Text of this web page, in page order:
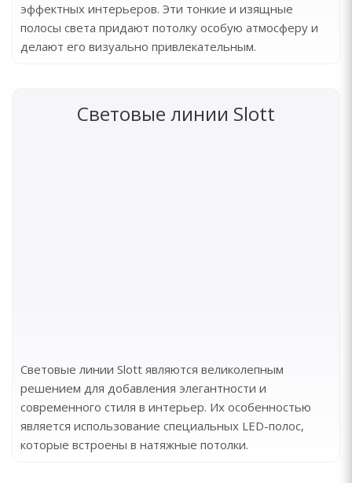
эффектных интерьеров. Эти тонкие и изящные
полосы света придают потолку особую атмосферу и
делают его визуально привлекательным.
Световые линии Slott
Световые линии Slott являются великолепным
решением для добавления элегантности и
современного стиля в интерьер. Их особенностью
является использование специальных LED-полос,
которые встроены в натяжные потолки.